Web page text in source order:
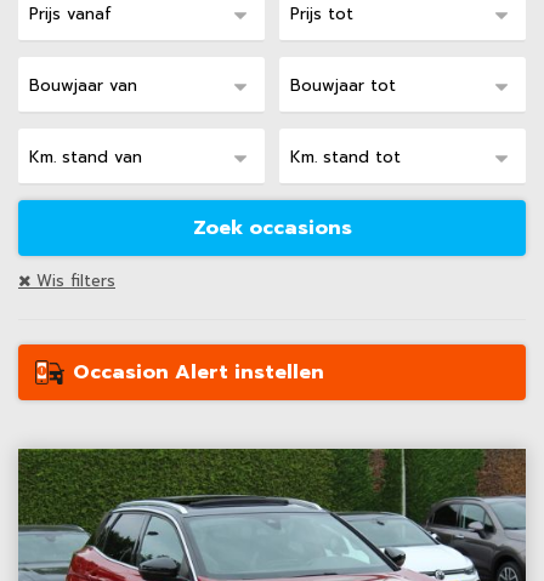
Wis filters
Occasion Alert instellen